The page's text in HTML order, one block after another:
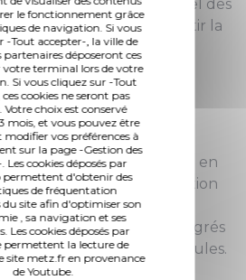
le fonctionnement grâce
de navigation. Si vous
-Tout accepter-, la ville de
partenaires déposeront ces
votre terminal lors de votre
Si vous cliquez sur -Tout
cookies ne seront pas
Votre choix est conservé
mois, et vous pouvez être
vos préférences à
sur la page -Gestion des
Les cookies déposés par
d'obtenir des
de fréquentation
site afin d'optimiser son
, sa navigation et ses
Les cookies déposés par
permettent la lecture de
site metz.fr en provenance
de Youtube.
optimisée en temps réel des
indispensable pour garantir la
METTIS.
Gertrude
électronique de
pour l'urbanisme), est en
1992. Il permet une gestion
des flux de
milliers de capteurs intégrés
le passage des véhicules.
la répartition des